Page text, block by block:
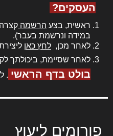
העסקים?
ראשית, בצע הרשמה
במידה ונרשמת בעבר).
לאחר מכן, לחץ כאן
לאחר שסיימת, ביכולתך
בולט בדף הראשי .
פורומים ליעוץ